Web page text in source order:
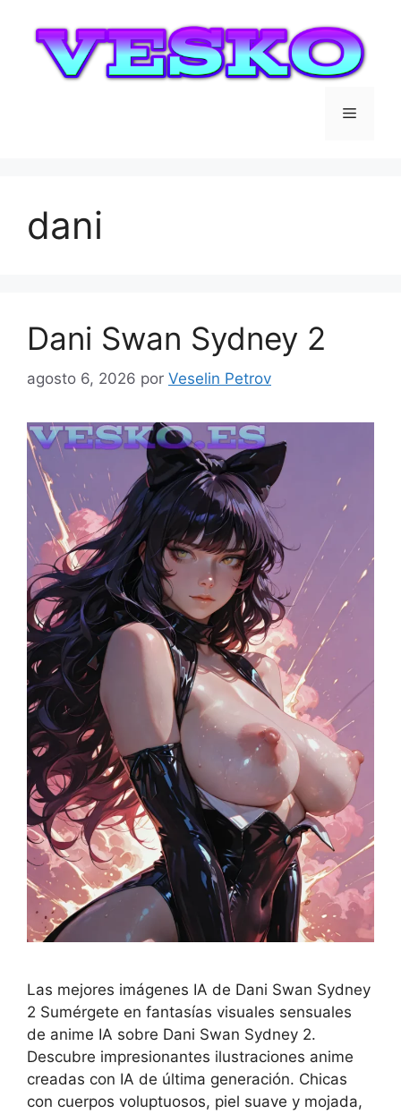
contenido
Menú
dani
Dani Swan Sydney 2
agosto 6, 2026 por Veselin Petrov
Las mejores imágenes IA de Dani Swan Sydney
2 Sumérgete en fantasías visuales sensuales
de anime IA sobre Dani Swan Sydney 2.
Descubre impresionantes ilustraciones anime
creadas con IA de última generación. Chicas
con cuerpos voluptuosos, piel suave y mojada,